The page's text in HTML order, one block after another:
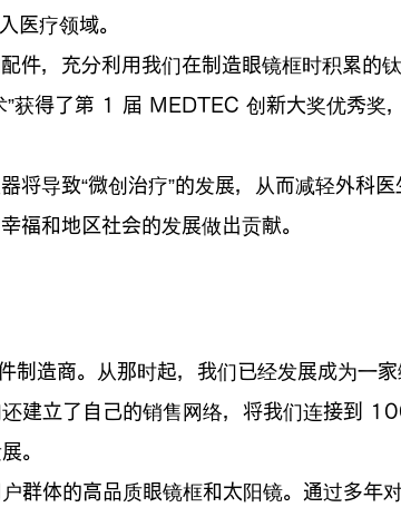
医疗领域。
件，充分利用我们在制造眼镜框时积累的
”获得了第 1 届 MEDTEC 创新大奖优秀奖
将导致“微创治疗”的发展，从而减轻外科
福和地区社会的发展做出贡献。
造商。从那时起，我们已经发展成为一
建立了自己的销售网络，将我们连接到
。
群体的高品质眼镜框和太阳镜。通过多年